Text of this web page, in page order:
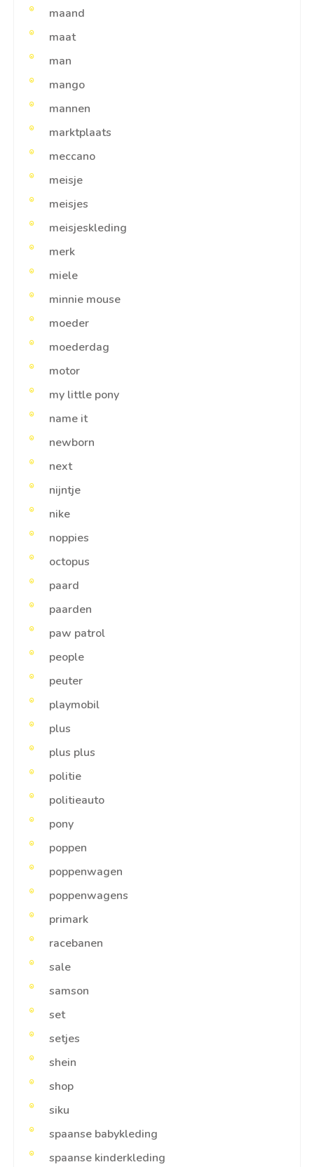
maand
maat
man
mango
mannen
marktplaats
meccano
meisje
meisjes
meisjeskleding
merk
miele
minnie mouse
moeder
moederdag
motor
my little pony
name it
newborn
next
nijntje
nike
noppies
octopus
paard
paarden
paw patrol
people
peuter
playmobil
plus
plus plus
politie
politieauto
pony
poppen
poppenwagen
poppenwagens
primark
racebanen
sale
samson
set
setjes
shein
shop
siku
spaanse babykleding
spaanse kinderkleding